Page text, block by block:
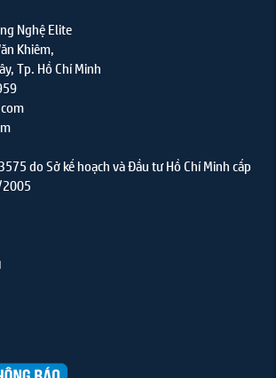
Nghệ Elite
Khiêm,
Tp. Hồ Chí Minh
do Sở kế hoạch và Đầu tư Hồ Chí Minh cấp